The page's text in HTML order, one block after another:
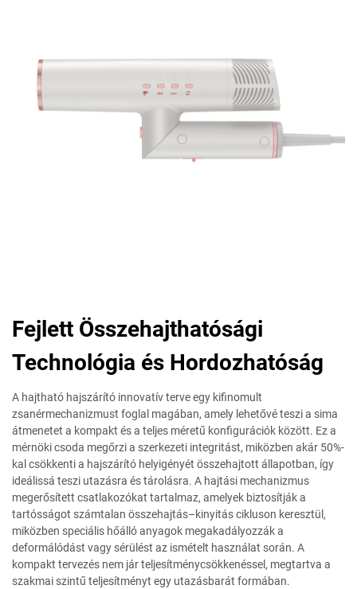
Fejlett Összehajthatósági
Technológia és Hordozhatóság
A hajtható hajszárító innovatív terve egy kifinomult
zsanérmechanizmust foglal magában, amely lehetővé teszi a sima
átmenetet a kompakt és a teljes méretű konfigurációk között. Ez a
mérnöki csoda megőrzi a szerkezeti integritást, miközben akár 50%-
kal csökkenti a hajszárító helyigényét összehajtott állapotban, így
ideálissá teszi utazásra és tárolásra. A hajtási mechanizmus
megerősített csatlakozókat tartalmaz, amelyek biztosítják a
tartósságot számtalan összehajtás–kinyitás cikluson keresztül,
miközben speciális hőálló anyagok megakadályozzák a
deformálódást vagy sérülést az ismételt használat során. A
kompakt tervezés nem jár teljesítménycsökkenéssel, megtartva a
szakmai szintű teljesítményt egy utazásbarát formában.